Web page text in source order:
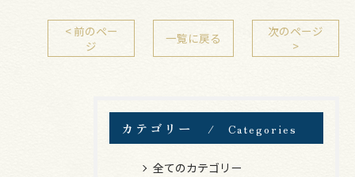
< 前のペー
ジ
一覧に戻る
次のページ
>
カテゴリー Categories
全てのカテゴリー